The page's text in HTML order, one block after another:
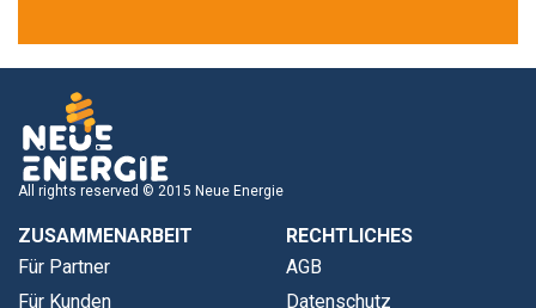
All rights reserved © 2015 Neue Energie
ZUSAMMENARBEIT
Für Partner
Für Kunden
RECHTLICHES
AGB
Datenschutz